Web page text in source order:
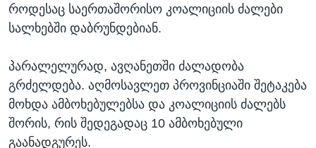
როდესაც საერთაშორისო კოალიციის ძალები
სალხებში დაბრუნდებიან.
პარალელურად, ავღანეთში ძალადობა
გრძელდება. აღმოსავლეთ პროვინციაში შეტაკება
მოხდა ამბოხებულებსა და კოალიციის ძალებს
შორის, რის შედეგადაც 10 ამბოხებული
გაანადგურეს.